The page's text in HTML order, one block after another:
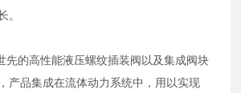
。
先的高性能液压螺纹插装阀以及集成阀块
产品集成在流体动力系统中，用以实现